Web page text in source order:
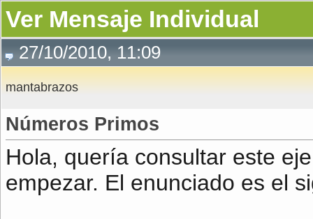
Ver Mensaje Individual
27/10/2010, 11:09
mantabrazos
Números Primos
Hola, quería consultar este
empezar. El enunciado es el